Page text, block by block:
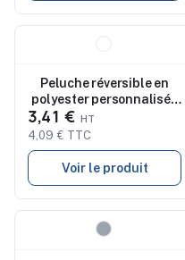
Peluche réversible en
polyester personnalisée
'Nuage'
3,41 €
4,09 € TTC
Voir le produit